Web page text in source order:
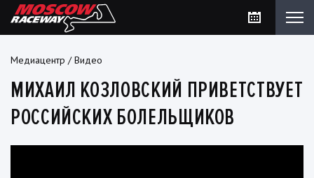
Медиацентр /Видео
МИХАИЛ КОЗЛОВСКИЙ ПРИВЕТСТВУЕТ
РОССИЙСКИХ БОЛЕЛЬЩИКОВ